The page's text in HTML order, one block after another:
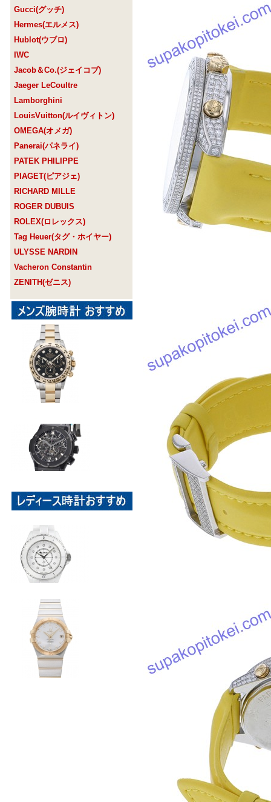
Gucci(グッチ)
Hermes(エルメス)
Hublot(ウブロ)
IWC
Jacob＆Co.(ジェイコブ)
Jaeger LeCoultre
Lamborghini
LouisVuitton(ルイヴィトン)
OMEGA(オメガ)
Panerai(パネライ)
PATEK PHILIPPE
PIAGET(ピアジェ)
RICHARD MILLE
ROGER DUBUIS
ROLEX(ロレックス)
Tag Heuer(タグ・ホイヤー)
ULYSSE NARDIN
Vacheron Constantin
ZENITH(ゼニス)